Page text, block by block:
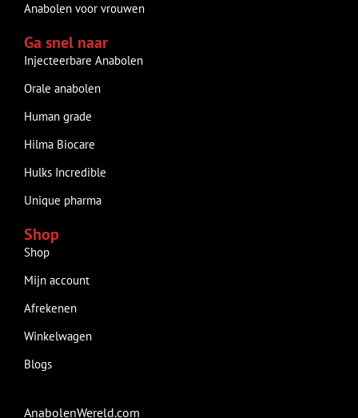
Anabolen voor vrouwen
Ga snel naar
Injecteerbare Anabolen
Orale anabolen
Human grade
Hilma Biocare
Hulks Incredible
Unique pharma
Shop
Shop
Mijn account
Afrekenen
Winkelwagen
Blogs
AnabolenWereld.com